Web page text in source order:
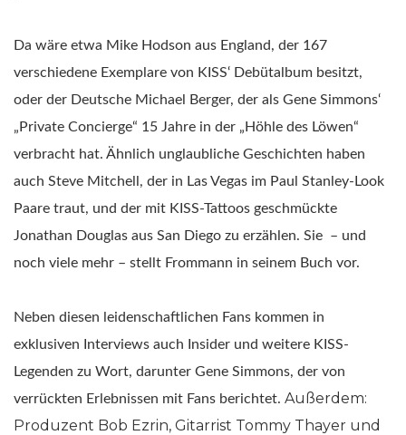
Da wäre etwa Mike Hodson aus England, der 167
verschiedene Exemplare von KISS‘ Debütalbum besitzt,
oder der Deutsche Michael Berger, der als Gene Simmons‘
„Private Concierge“ 15 Jahre in der „Höhle des Löwen“
verbracht hat. Ähnlich unglaubliche Geschichten haben
auch Steve Mitchell, der in Las Vegas im Paul Stanley-Look
Paare traut, und der mit KISS-Tattoos geschmückte
Jonathan Douglas aus San Diego zu erzählen. Sie – und
noch viele mehr – stellt Frommann in seinem Buch vor.
Neben diesen leidenschaftlichen Fans kommen in
exklusiven Interviews auch Insider und weitere KISS-
Legenden zu Wort, darunter Gene Simmons, der von
verrückten Erlebnissen mit Fans berichtet. Außerdem:
Produzent Bob Ezrin, Gitarrist Tommy Thayer und